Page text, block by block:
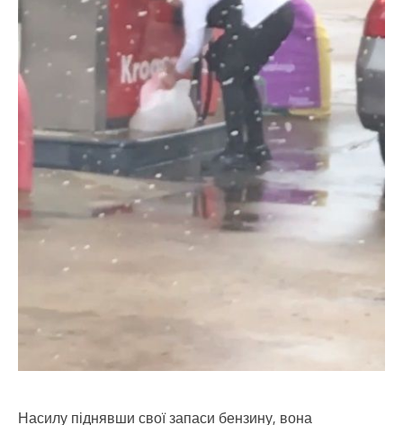
Насилу піднявши свої запаси бензину, вона